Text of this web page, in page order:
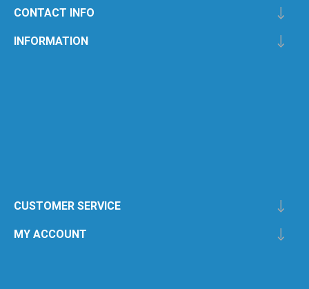
CONTACT INFO
INFORMATION
CUSTOMER SERVICE
MY ACCOUNT